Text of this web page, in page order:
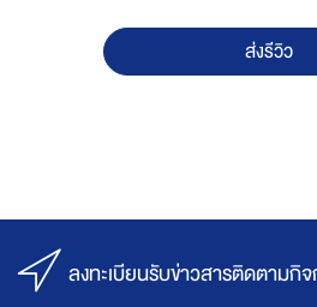
ส่งรีวิว
ลงทะเบียนรับข่าวสารติดตามกิจ